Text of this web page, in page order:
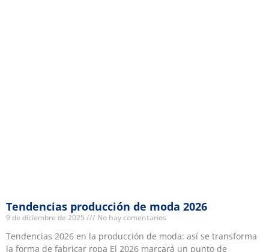
Tendencias producción de moda 2026
9 de diciembre de 2025 No hay comentarios
Tendencias 2026 en la producción de moda: así se transforma
la forma de fabricar ropa El 2026 marcará un punto de